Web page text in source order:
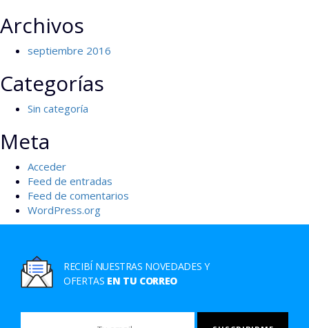
Archivos
septiembre 2016
Categorías
Sin categoría
Meta
Acceder
Feed de entradas
Feed de comentarios
WordPress.org
RECIBÍ NUESTRAS NOVEDADES Y
OFERTAS EN TU CORREO